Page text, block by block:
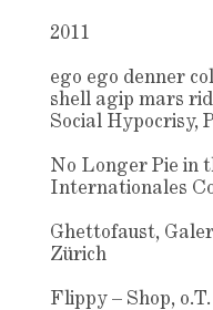
2011
ego ego denner
shell agip mars
Social Hypocrisy,
No Longer Pie in
Internationales
Ghettofaust,
Zürich
Flippy – Shop,